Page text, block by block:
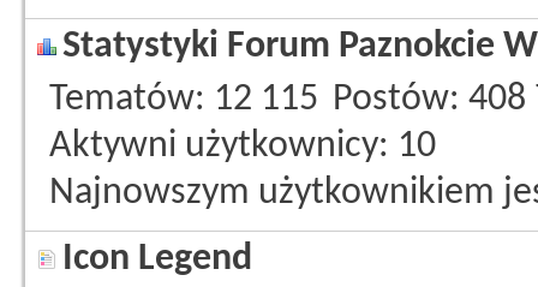
Statystyki Forum Paznokcie
Tematów 12 115 Postów 408
Aktywni użytkownicy 10
Najnowszym użytkownikiem
Icon Legend